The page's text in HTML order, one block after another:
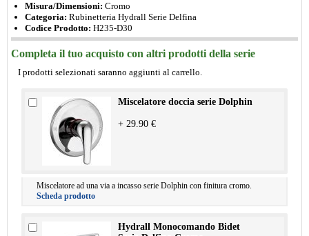
Misura/Dimensioni: Cromo
Categoria: Rubinetteria Hydrall Serie Delfina
Codice Prodotto: H235-D30
Completa il tuo acquisto con altri prodotti della serie
I prodotti selezionati saranno aggiunti al carrello.
Miscelatore doccia serie Dolphin
+ 29.90 €
Miscelatore ad una via a incasso serie Dolphin con finitura cromo.
Scheda prodotto
Hydrall Monocomando Bidet